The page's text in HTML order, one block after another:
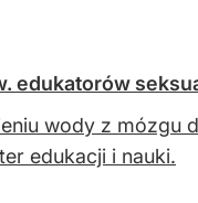
edukatorów
wody z
edukacji i nauki.